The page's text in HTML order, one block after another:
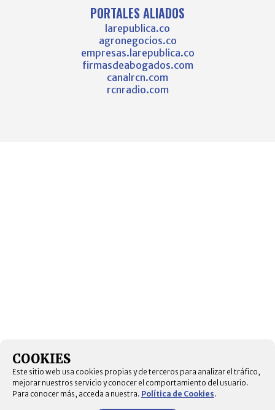
PORTALES ALIADOS
larepublica.co
agronegocios.co
empresas.larepublica.co
firmasdeabogados.com
canalrcn.com
rcnradio.com
COOKIES
Este sitio web usa cookies propias y de terceros para analizar el tráfico,
mejorar nuestros servicio y conocer el comportamiento del usuario.
Para conocer más, acceda a nuestra. Política de Cookies.